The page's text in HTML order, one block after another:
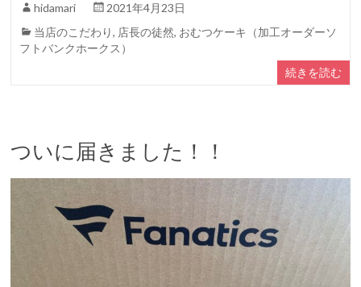
hidamari
2021年4月23日
当店のこだわり, 店長の徒然, おむつケーキ（加工オーダーソ
フトバンクホークス）
続きを読む
ついに届きました！！